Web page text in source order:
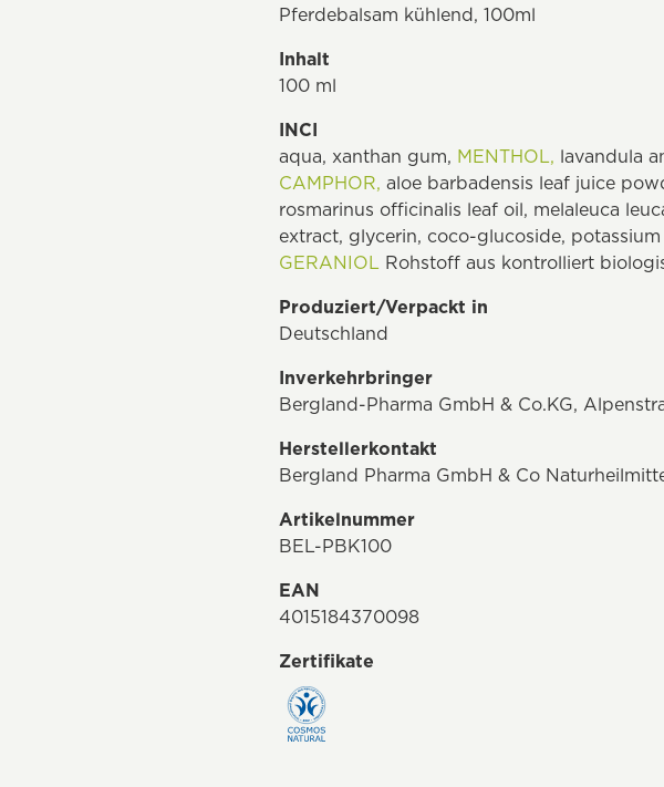
Pferdebalsam kühlend, 100ml
Inhalt
100 ml
INCI
aqua, xanthan gum, MENTHOL, lavandula
CAMPHOR, aloe barbadensis leaf juice
rosmarinus officinalis leaf oil, melaleuca
extract, glycerin, coco-glucoside,
GERANIOL Rohstoff aus kontrolliert
Produziert/Verpackt in
Deutschland
Inverkehrbringer
Bergland-Pharma GmbH & Co.KG,
Herstellerkontakt
Bergland Pharma GmbH & Co
Artikelnummer
BEL-PBK100
EAN
4015184370098
Zertifikate